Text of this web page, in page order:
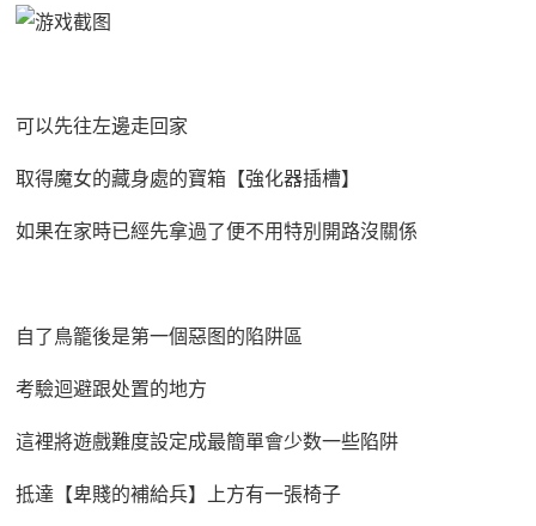
可以先往左邊走回家
取得魔女的藏身處的寶箱【強化器插槽】
如果在家時已經先拿過了便不用特別開路沒關係
自了鳥籠後是第一個惡图的陷阱區
考驗迴避跟处置的地方
這裡將遊戲難度設定成最簡單會少数一些陷阱
抵達【卑賤的補給兵】上方有一張椅子